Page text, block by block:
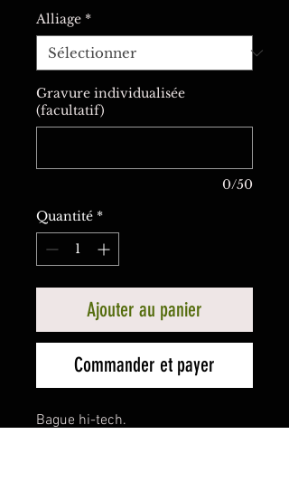
Alliage *
Gravure individualisée
(facultatif)
0/50
Quantité *
Ajouter au panier
Commander et payer
Bague hi-tech.